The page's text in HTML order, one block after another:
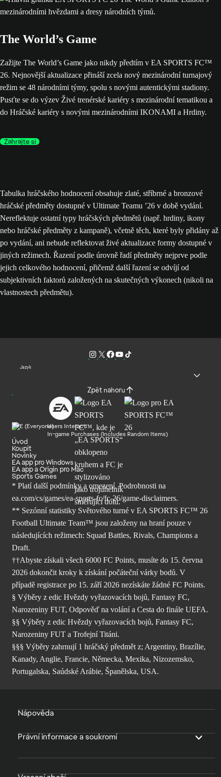
The World’s Game
Zažijte The World’s Game jako nikdy předtím v EA SPORTS FC™
26. Nejnovější aktualizace přináší zcela nový mezinárodní turnajový
režim se 48 národními týmy, spolu s novými autentickými stadiony.
Pusťte se do výzev Živé trenérské kariéry s mezinárodní tematikou a
do Hráčské kariéry s novými mezinárodními IKONAMI a Hrdiny.
Zahrajte si
Tabulka hráčského hodnocení obsahuje zlaté, stříbrné a bronzové
hráčské předměty dostupné v Ultimate Teamu ’26 v době vydání.
Nereflektuje ostatní typy hráčských předmětů (např. hrdiny, ikony
nebo hráčské předměty z kampaně), včetně těch, které byly přidány až
po vydání, ani nebude reflektovat živé aktualizace formy dostupné v
jiných režimech. Řazení podle úrovně řadí předměty nejprve podle
jejich celkového hodnocení, přičemž další řazení se odvíjí od
subjektivních faktorů založených na skutečných výkonech (nikoli na
vlastnostech předmětu).
Jazyk
Zpět nahoru
Users Interact
In-game Purchases (Includes Random Items)
Úvod
Koupit
Novinky
EA app pro Windows
EA app a Origin pro Mac
Sports Games
* Platí další podmínky a omezení. Podrobnosti na
ea.com/cs/games/ea-sports-fc/fc-26/game-disclaimers.
** Sezónní statistiky Světového turné v EA SPORTS FC™ 26
Football Ultimate Team™ jsou založeny na hraní pouze v
následujících režimech: Squad Battles, Rivals, Champions a
Draft.
††Abyste získali všech 6000 FC Points, musíte do 15. června
2026 dokončit kroky k získání počáteční várky bodů. V
případě registrace po 15. září 2026 nezískáte žádné FC Points.
§ Výběry z edic Hvězdy vyřazovacích bojů, Fantasy FC,
Narozeniny FUT, Odpověď na volání a Cesta do finále UEFA.
§§ Výběry z edic Hvězdy vyřazovacích bojů, Fantasy FC,
Narozeniny FUT a Trofejní Titáni.
§§§ Výběry zahrnují 1 hráčský předmět z; Argentiny, Brazílie,
Kanady, Anglie, Francie, Německa, Mexika, Nizozemsko,
Portugalska, Saúdské Arábie, Španělska, USA.
Nápověda
Právní informace a soukromí